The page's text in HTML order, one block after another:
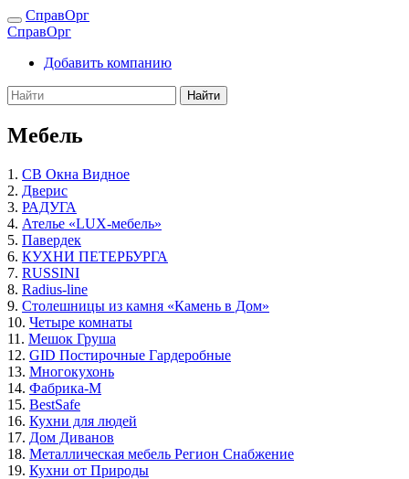
СправОрг
СправОрг
Добавить компанию
Найти
Мебель
1. СВ Окна Видное
2. Дверис
3. РАДУГА
4. Ателье «LUX-мебель»
5. Павердек
6. КУХНИ ПЕТЕРБУРГА
7. RUSSINI
8. Radius-line
9. Столешницы из камня «Камень в Дом»
10. Четыре комнаты
11. Мешок Груша
12. GID Постирочные Гардеробные
13. Многокухонь
14. Фабрика-М
15. BestSafe
16. Кухни для людей
17. Дом Диванов
18. Металлическая мебель Регион Снабжение
19. Кухни от Природы